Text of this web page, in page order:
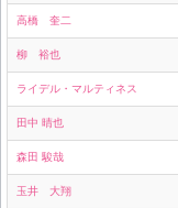
高橋 奎二
柳 裕也
ライデル・マルティネス
田中 晴也
森田 駿哉
玉井 大翔